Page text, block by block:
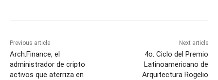
Previous article
Arch.Finance, el
administrador de cripto
activos que aterriza en
Next article
4o. Ciclo del Premio
Latinoamericano de
Arquitectura Rogelio